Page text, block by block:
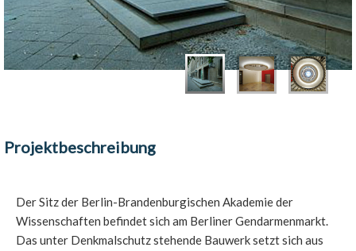
Projektbeschreibung
Der Sitz der Berlin-Brandenburgischen Akademie der
Wissenschaften befindet sich am Berliner Gendarmenmarkt.
Das unter Denkmalschutz stehende Bauwerk setzt sich aus